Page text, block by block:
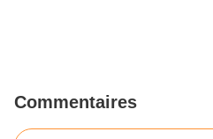
Commentaires